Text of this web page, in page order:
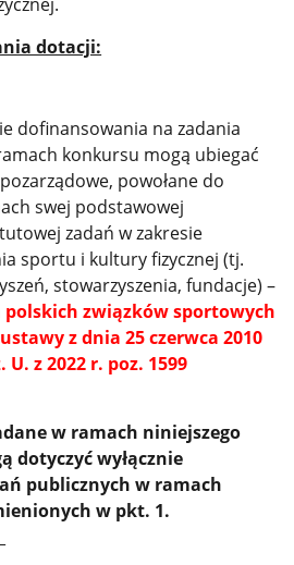
dotacji:
dofinansowania na zadania
konkursu mogą ubiegać
powołane do
swej podstawowej
zadań w zakresie
sportu i kultury fizycznej (tj.
stowarzyszenia, fundacje) –
polskich związków sportowych
z dnia 25 czerwca 2010
U. z 2022 r. poz. 1599
w ramach niniejszego
dotyczyć wyłącznie
publicznych w ramach
w pkt. 1.